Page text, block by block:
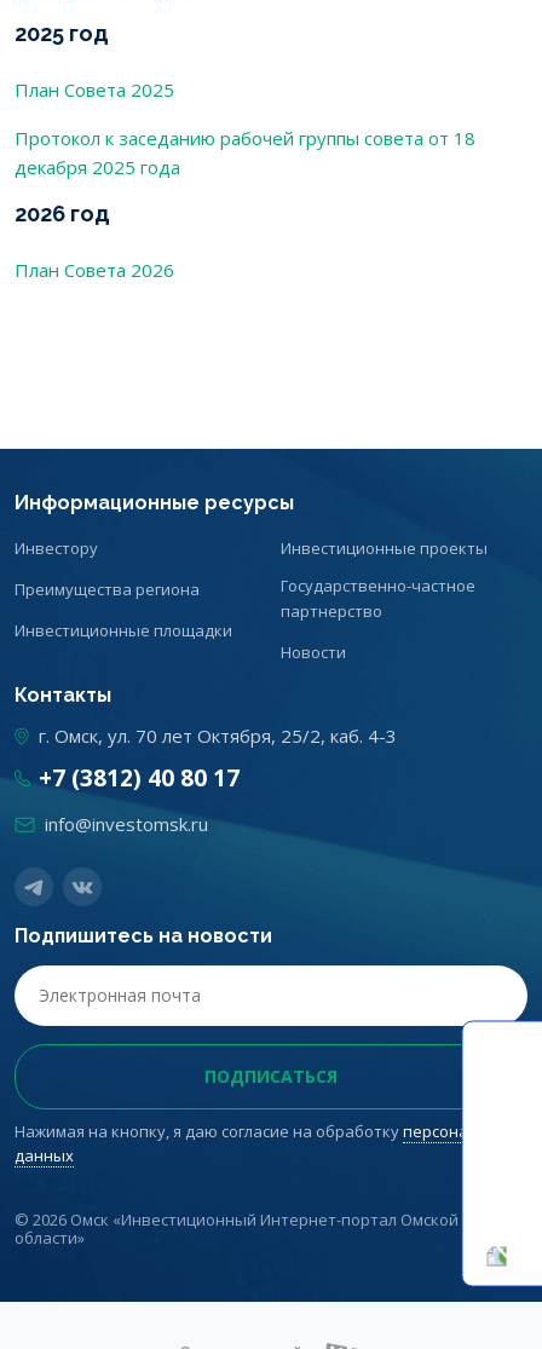
2025 год
План Совета 2025
Протокол к заседанию рабочей группы совета от 18
декабря 2025 года
2026 год
План Совета 2026
Информационные ресурсы
Инвестору
Преимущества региона
Инвестиционные площадки
Инвестиционные проекты
Государственно-частное
партнерство
Новости
Контакты
г. Омск, ул. 70 лет Октября, 25/2, каб. 4-3
+7 (3812) 40 80 17
info@investomsk.ru
Подпишитесь на новости
Нажимая на кнопку, я даю согласие на обработкуперсональных
данных
© 2026 Омск «Инвестиционный Интернет-портал Омской
области»